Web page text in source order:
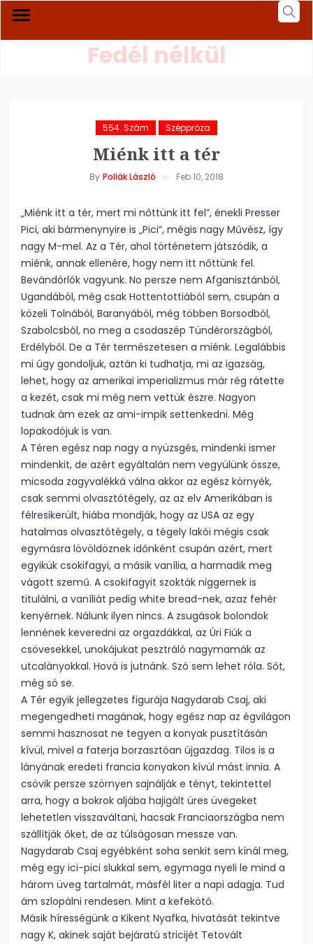
Fedél nélkül
554. Szám Széppróza
Miénk itt a tér
By Pollák László Feb 10, 2018
„Miénk itt a tér, mert mi nőttünk itt fel”, énekli Presser
Pici, aki bármenynyire is „Pici”, mégis nagy Művész, így
nagy M-mel. Az a Tér, ahol történetem játszódik, a
miénk, annak ellenére, hogy nem itt nőttünk fel.
Bevándórlók vagyunk. No persze nem Afganisztánból,
Ugandából, még csak Hottentottiából sem, csupán a
közeli Tolnából, Baranyából, még többen Borsodból,
Szabolcsból, no meg a csodaszép Tündérországból,
Erdélyből. De a Tér természetesen a miénk. Legalábbis
mi úgy gondoljuk, aztán ki tudhatja, mi az igazság,
lehet, hogy az amerikai imperializmus már rég rátette
a kezét, csak mi még nem vettük észre. Nagyon
tudnak ám ezek az ami-impik settenkedni. Még
lopakodójuk is van.
A Téren egész nap nagy a nyüzsgés, mindenki ismer
mindenkit, de azért egyáltalán nem vegyülünk össze,
micsoda zagyvalékká válna akkor az egész környék,
csak semmi olvasztótégely, az az elv Amerikában is
félresikerült, hiába mondják, hogy az USA az egy
hatalmas olvasztótégely, a tégely lakói mégis csak
egymásra lövöldöznek időnként csupán azért, mert
egyikük csokifagyi, a másik vanília, a harmadik meg
vágott szemű. A csokifagyit szokták niggernek is
titulálni, a vaníliát pedig white bread-nek, azaz fehér
kenyérnek. Nálunk ilyen nincs. A zsugások bolondok
lennének keveredni az orgazdákkal, az Úri Fiúk a
csövesekkel, unokájukat pesztráló nagymamák az
utcalányokkal. Hová is jutnánk. Szó sem lehet róla. Sőt,
még só se.
A Tér egyik jellegzetes figurája Nagydarab Csaj, aki
megengedheti magának, hogy egész nap az égvilágon
semmi hasznosat ne tegyen a konyak pusztításán
kívül, mivel a faterja borzasztóan újgazdag. Tilos is a
lányának eredeti francia konyakon kívül mást innia. A
csövik persze szörnyen sajnálják e tényt, tekintettel
arra, hogy a bokrok aljába hajigált üres üvegeket
lehetetlen visszaváltani, hacsak Franciaországba nem
szállítják őket, de az túlságosan messze van.
Nagydarab Csaj egyébként soha senkit sem kínál meg,
még egy ici-pici slukkal sem, egymaga nyeli le mind a
három üveg tartalmát, másfél liter a napi adagja. Tud
ám szlopálni rendesen. Mint a kefekötő.
Másik hírességünk a Kikent Nyafka, hivatását tekintve
nagy K, akinek saját bejáratú stricijét Tetovált